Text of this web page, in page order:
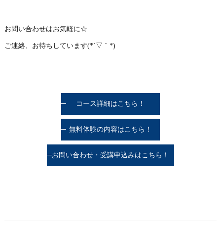
お問い合わせはお気軽に☆
ご連絡、お待ちしています(*´▽｀*)
コース詳細はこちら！
無料体験の内容はこちら！
お問い合わせ・受講申込みはこちら！